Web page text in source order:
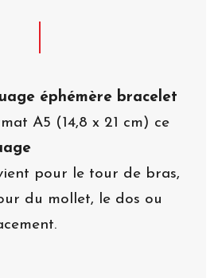
éphémère bracelet
A5 (14,8 x 21 cm) ce
pour le tour de bras,
du mollet, le dos ou